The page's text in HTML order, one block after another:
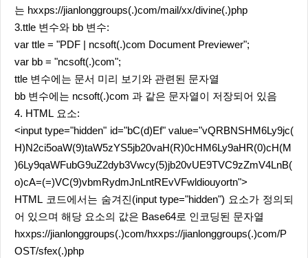
는 hxxps://jianlonggroups(.)com/mail/xx/divine(.)php
3.ttle 변수와 bb 변수:
var ttle = "PDF | ncsoft(.)com Document Previewer";
var bb = "ncsoft(.)com";
ttle 변수에는 문서 미리 보기와 관련된 문자열
bb 변수에는 ncsoft(.)com 과 같은 문자열이 저장되어 있음
4. HTML 요소:
<input type="hidden" id="bC(d)Ef" value="vQRBNSHM6Ly9jc(
H)N2ci5oaW(9)taW5zYS5jb20vaH(R)0cHM6Ly9aHR(0)cH(M
)6Ly9qaWFubG9uZ2dyb3Vwcy(5)jb20vUE9TVC9zZmV4LnB(
o)cA=(=)VC(9)vbmRydmJnLntREvVFwldiouyortn">
HTML 코드에서는 숨겨진(input type="hidden") 요소가 정의되
어 있으며 해당 요소의 값은 Base64로 인코딩된 문자열
hxxps://jianlonggroups(.)com/hxxps://jianlonggroups(.)com/P
OST/sfex(.)php